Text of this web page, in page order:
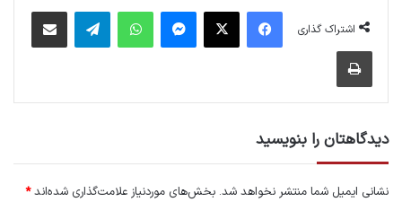
اشتراک گذاری
فیس بوک X پیام رسان واتس آپ تلگرام اشتراک گذاری از طریق ایمیل
چاپ
دیدگاهتان را بنویسید
نشانی ایمیل شما منتشر نخواهد شد. بخش‌های موردنیاز علامت‌گذاری شده‌اند*